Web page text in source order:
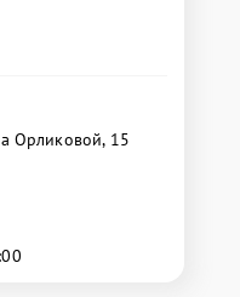
Орликовой, 15